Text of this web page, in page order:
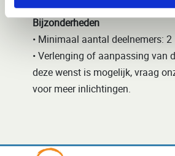
Bijzonderheden
• Minimaal aantal deelnemers: 2
• Verlenging of aanpassing van
deze wenst is mogelijk, vraag
voor meer inlichtingen.